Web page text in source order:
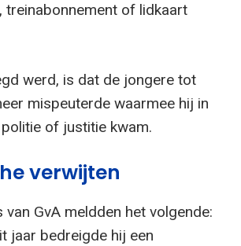
treinabonnement of lidkaart
werd, is dat de jongere tot
mispeuterde waarmee hij in
of justitie kwam.
verwijten
GvA meldden het volgende:
jaar bedreigde hij een